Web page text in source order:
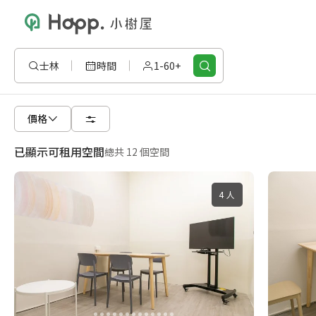
士林 時間 1-60+
價格
已顯示可租用空間總共 12 個空間
4 人